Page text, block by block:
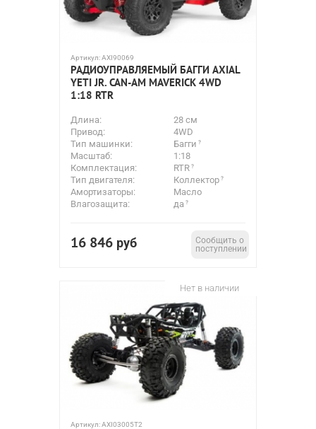
Артикул:AXI90069
РАДИОУПРАВЛЯЕМЫЙ БАГГИ AXIAL
YETI JR. CAN-AM MAVERICK 4WD
1:18 RTR
Длина:
28 см
Привод:
4WD
Тип машинки:
Багги
Масштаб:
1:18
Комплектация:
RTR
Тип двигателя:
Коллектор
Амортизаторы:
Масло
Влагозащита:
да
16 846 руб
Сообщить о
поступлении
Нет в наличии
Артикул:AXI03005T2